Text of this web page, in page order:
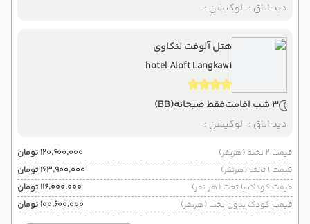
دید اتاق :-لوکیشن :-
هتل آلوفت لنکاوی
hotel Aloft Langkawi
3 شب اقامت فقط صبحانه(BB)
دید اتاق :-لوکیشن :-
قیمت 2 تخته (هرنفر)
۱۲۰٬۶۰۰٬۰۰۰ تومان
قیمت 1 تخته (هرنفر)
۱۶۳٬۹۰۰٬۰۰۰ تومان
قیمت کودک با تخت (هر نفر)
۱۱۶٬۰۰۰٬۰۰۰ تومان
قیمت کودک بدون تخت (هرنفر)
۱۰۰٬۶۰۰٬۰۰۰ تومان